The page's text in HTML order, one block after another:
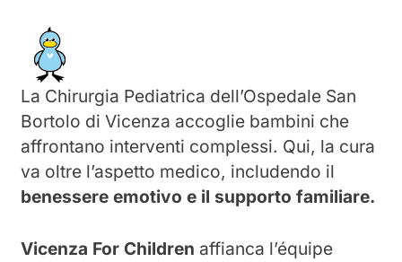
La Chirurgia Pediatrica dell’Ospedale San
Bortolo di Vicenza accoglie bambini che
affrontano interventi complessi. Qui, la cura
va oltre l’aspetto medico, includendo il
benessere emotivo e il supporto familiare.
Vicenza For Children affianca l’équipe